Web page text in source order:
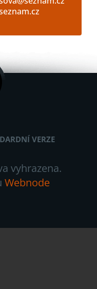
VERZE
vyhrazena.
Webnode